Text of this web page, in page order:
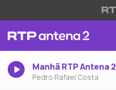
Manhã RTP Antena 2
Pedro Rafael Costa